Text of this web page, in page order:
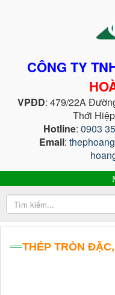
CÔNG TY
VPĐD: 479/22A
Thới
Hotline: 0903
Email:
THÉP TRÒN